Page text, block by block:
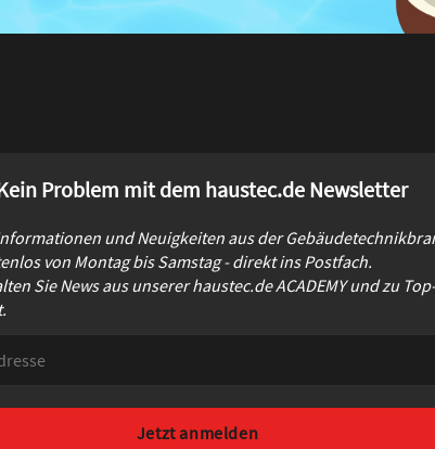
Problem mit dem haustec.de Newsletter
und Neuigkeiten aus der
von Montag bis Samstag - direkt ins Postfach.
Sie News aus unserer haustec.de ACADEMY und zu